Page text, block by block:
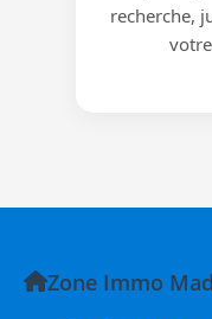
recherche,
Zone Immo